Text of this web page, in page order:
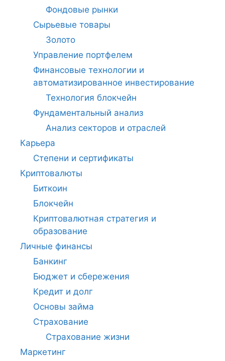
Фондовые рынки
Сырьевые товары
Золото
Управление портфелем
Финансовые технологии и
автоматизированное инвестирование
Технология блокчейн
Фундаментальный анализ
Анализ секторов и отраслей
Карьера
Степени и сертификаты
Криптовалюты
Биткоин
Блокчейн
Криптовалютная стратегия и
образование
Личные финансы
Банкинг
Бюджет и сбережения
Кредит и долг
Основы займа
Страхование
Страхование жизни
Маркетинг